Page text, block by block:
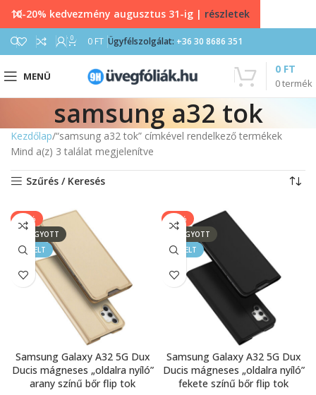
0 0 FT Ügyfélszolgálat: +36 30 8686 351
MENÜ
0termék
0 FT
samsung a32 tok
Kezdőlap “samsung a32 tok” címkével rendelkező termékek
Mind a(z) 3 találat megjelenítve
Szűrés / Keresés
-17%
ELFOGYOTT
KIEMELT
Samsung Galaxy A32 5G Dux
Ducis mágneses „oldalra nyíló”
arany színű bőr flip tok
-17%
ELFOGYOTT
KIEMELT
Samsung Galaxy A32 5G Dux
Ducis mágneses „oldalra nyíló”
fekete színű bőr flip tok
10-20% kedvezmény augusztus 31-ig | részletek